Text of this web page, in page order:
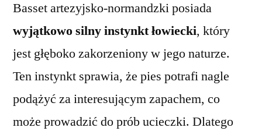
Basset artezyjsko-normandzki posiada
wyjątkowo silny instynkt łowiecki, który
jest głęboko zakorzeniony w jego naturze.
Ten instynkt sprawia, że pies potrafi nagle
podążyć za interesującym zapachem, co
może prowadzić do prób ucieczki. Dlatego